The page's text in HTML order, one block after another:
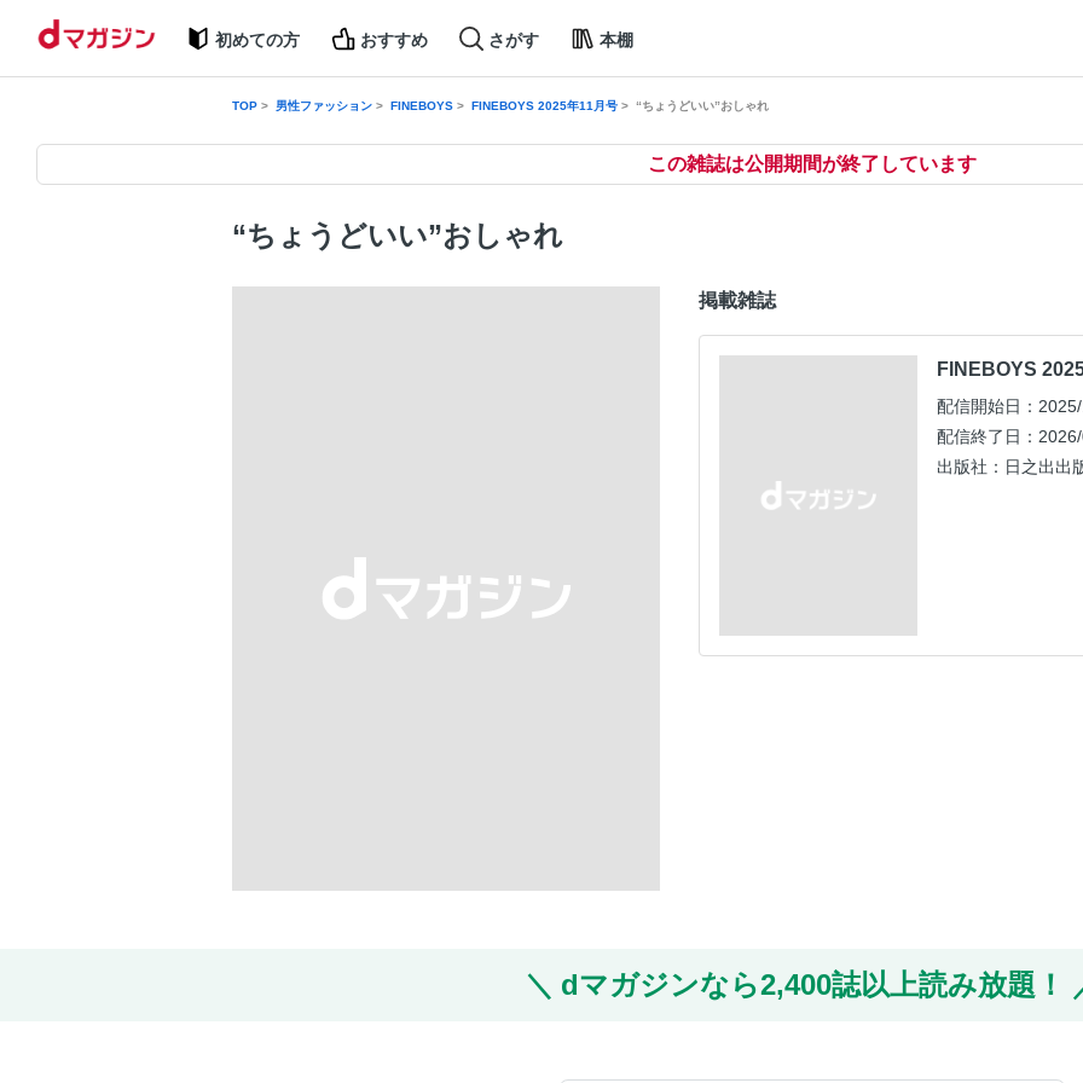
初めての方 おすすめ さがす 本棚
TOP 男性ファッション FINEBOYS FINEBOYS 2025年11月号 “ちょうどいい”おしゃれ
この雑誌は公開期間が終了しています
“ちょうどいい”おしゃれ
掲載雑誌
FINEBOYS
配信開始日：
配信終了日：
出版社：日之出出
dマガジンなら2,400誌以上読み放題！